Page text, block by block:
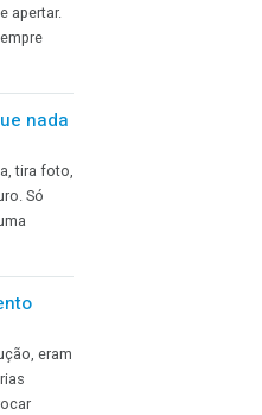
cinco anos
Cinco anos depois, o
e quase uma placa de
pode ser uma fita
uma planilha
que ninguém pode apertar.
do provisório é sempre
Desde que nada
novo, corta a faixa, tira foto,